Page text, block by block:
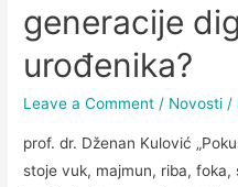
generacije
urođenika?
Leave a Comment / Novosti /
prof. dr. Dženan Kulović
stoje vuk, majmun, riba,